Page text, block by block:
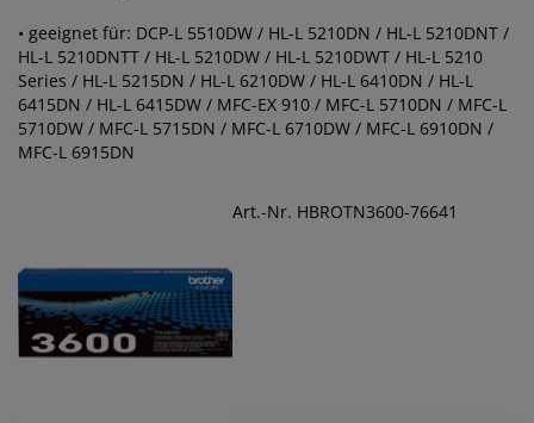
• geeignet für: DCP-L 5510DW / HL-L 5210DN / HL-L 5210DNT /
HL-L 5210DNTT / HL-L 5210DW / HL-L 5210DWT / HL-L 5210
Series / HL-L 5215DN / HL-L 6210DW / HL-L 6410DN / HL-L
6415DN / HL-L 6415DW / MFC-EX 910 / MFC-L 5710DN / MFC-L
5710DW / MFC-L 5715DN / MFC-L 6710DW / MFC-L 6910DN /
MFC-L 6915DN
Art.-Nr. HBROTN3600-76641